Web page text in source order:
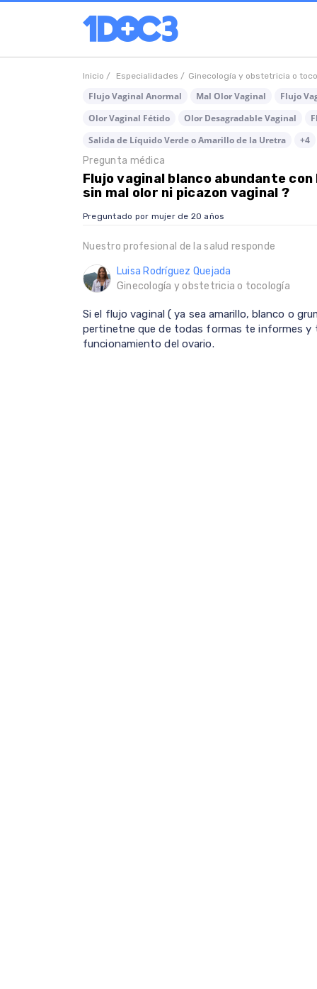
Inicio / Especialidades / Ginecología y obstetricia o
Flujo Vaginal Anormal Mal Olor Vaginal Flujo
Olor Vaginal Fétido
Olor Desagradable Vaginal
Salida de Líquido Verde o Amarillo de la Uretra
+4
Pregunta médica
Flujo vaginal blanco abundante
sin mal olor ni picazon vaginal ?
Preguntado por mujer de 20 años
Nuestro profesional de la salud responde
Luisa Rodríguez Quejada
Ginecología y obstetricia o tocología
Si el flujo vaginal ( ya sea amarillo, blanco o
pertinetne que de todas formas te informes y
funcionamiento del ovario.